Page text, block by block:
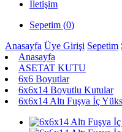
İletişim
Sepetim (0)
Anasayfa Üye Girişi Sepetim
Anasayfa
ASETAT KUTU
6x6 Boyutlar
6x6x14 Boyutlu Kutular
6x6x14 Altı Fuşya İç